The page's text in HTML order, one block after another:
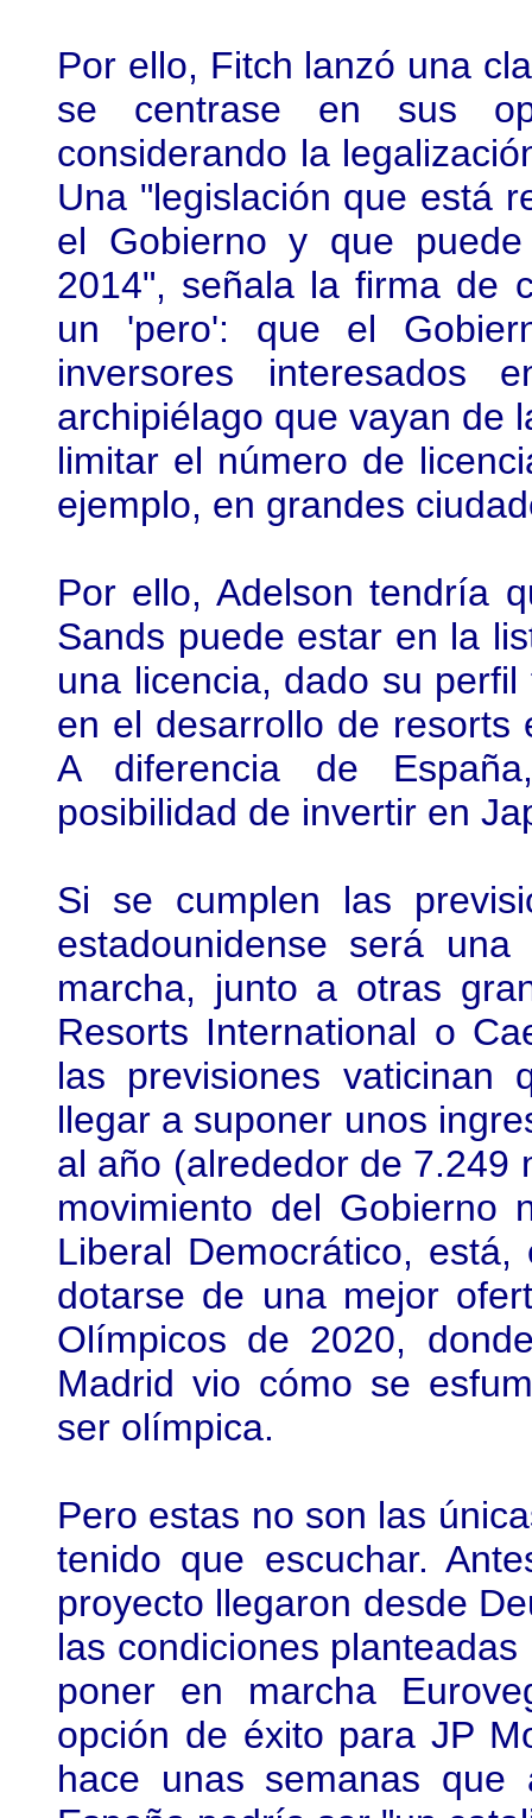
Por ello, Fitch lanzó una
se centrase en sus
considerando la
Una "legislación que está
el Gobierno y que
2014", señala la firma de
un 'pero': que el
inversores interesados
archipiélago que vayan de
limitar el número de
ejemplo, en grandes
Por ello, Adelson tendría
Sands puede estar en la
una licencia, dado su
en el desarrollo de resorts
A diferencia de
posibilidad de invertir en
Si se cumplen las
estadounidense será
marcha, junto a otras
Resorts International o
las previsiones vaticinan
llegar a suponer unos
al año (alrededor de 7.249
movimiento del Gobierno
Liberal Democrático,
dotarse de una mejor
Olímpicos de 2020,
Madrid vio cómo se
ser olímpica.
Pero estas no son las
tenido que escuchar.
proyecto llegaron desde
las condiciones
poner en marcha
opción de éxito para JP
hace unas semanas que